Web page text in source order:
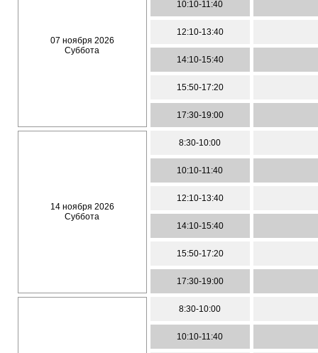
07 ноября 2026
Суббота
10:10-11:40
12:10-13:40
14:10-15:40
15:50-17:20
17:30-19:00
14 ноября 2026
Суббота
8:30-10:00
10:10-11:40
12:10-13:40
14:10-15:40
15:50-17:20
17:30-19:00
8:30-10:00
10:10-11:40